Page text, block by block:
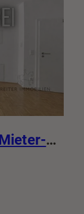
Petersberg: Schluss mit Mieter-Lotto: Diese 3-Zimmer-Perle mit Balkon bringt Top-Mieter gleich mit